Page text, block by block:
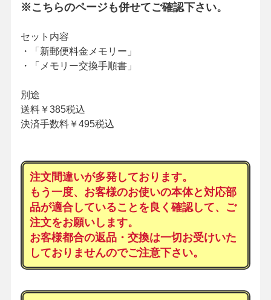
※こちらのページも併せてご確認下さい。
セット内容
・「新郵便料金メモリー」
・「メモリー交換手順書」
別途
送料￥385税込
決済手数料￥495税込
注文間違いが多発しております。
もう一度、お客様のお使いの本体と対応部
品が適合していることを良く確認して、ご
注文をお願いします。
お客様都合の返品・交換は一切お受けいた
しておりませんのでご注意下さい。